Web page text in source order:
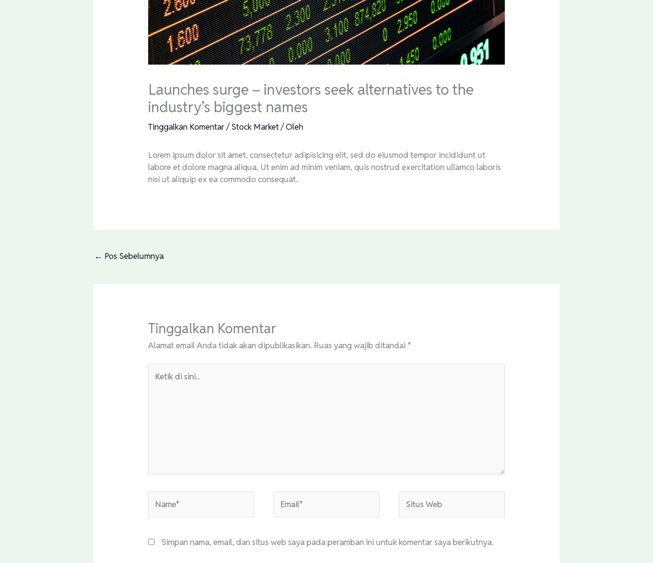
Launches surge – investors seek alternatives to the
industry’s biggest names
Tinggalkan Komentar/Stock Market/ Oleh
Lorem ipsum dolor sit amet, consectetur adipisicing elit, sed do eiusmod tempor incididunt ut
labore et dolore magna aliqua. Ut enim ad minim veniam, quis nostrud exercitation ullamco laboris
nisi ut aliquip ex ea commodo consequat.
← Pos Sebelumnya
Tinggalkan Komentar
Alamat email Anda tidak akan dipublikasikan. Ruas yang wajib ditandai *
Web
Simpan nama, email, dan situs web saya pada peramban ini untuk komentar saya berikutnya.